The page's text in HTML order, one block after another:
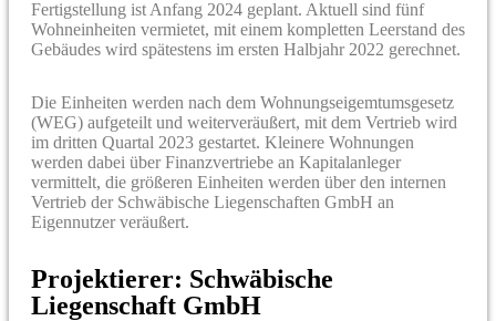
Fertigstellung ist Anfang 2024 geplant. Aktuell sind fünf
Wohneinheiten vermietet, mit einem kompletten Leerstand des
Gebäudes wird spätestens im ersten Halbjahr 2022 gerechnet.
Die Einheiten werden nach dem Wohnungseigemtumsgesetz
(WEG) aufgeteilt und weiterveräußert, mit dem Vertrieb wird
im dritten Quartal 2023 gestartet. Kleinere Wohnungen
werden dabei über Finanzvertriebe an Kapitalanleger
vermittelt, die größeren Einheiten werden über den internen
Vertrieb der Schwäbische Liegenschaften GmbH an
Eigennutzer veräußert.
Projektierer: Schwäbische
Liegenschaft GmbH